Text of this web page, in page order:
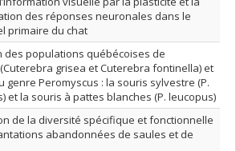
des réponses neuronales dans le
primaire du chat
des populations québécoises de
grisea et Cuterebra fontinella) et
genre Peromyscus : la souris sylvestre (P.
et la souris à pattes blanches (P. leucopus)
de la diversité spécifique et fonctionnelle
abandonnées de saules et de